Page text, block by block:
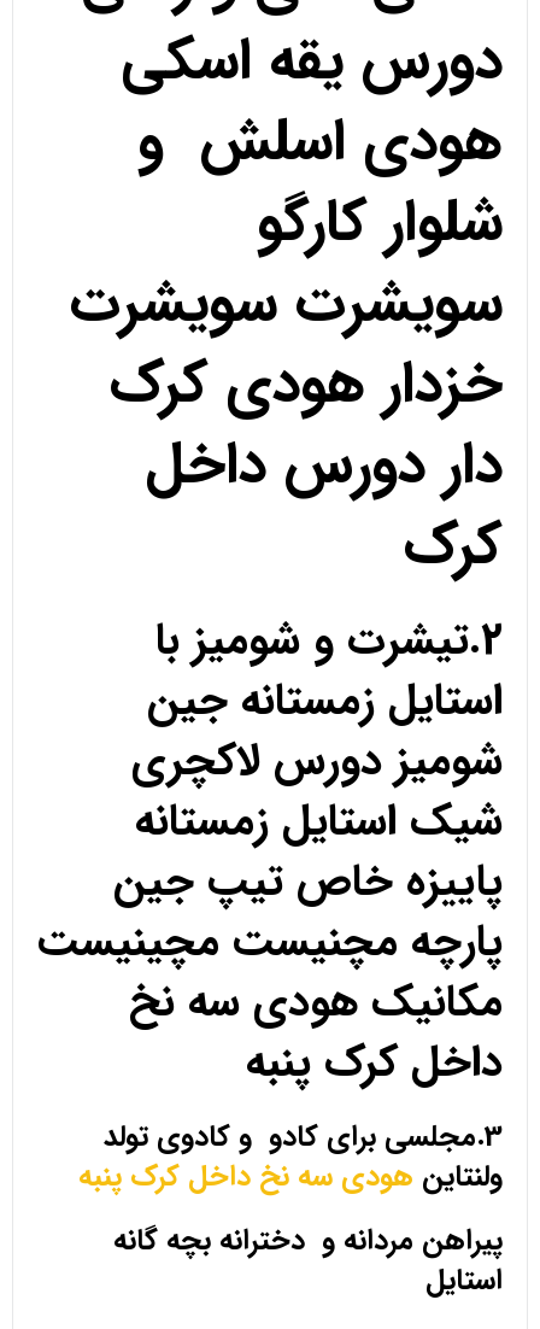
دورس یقه اسکی
هودی اسلش و
شلوار کارگو
سویشرت سویشرت
خزدار هودی کرک
دار دورس داخل
کرک
2.تیشرت و شومیز با
استایل زمستانه جین
شومیز دورس لاکچری
شیک استایل زمستانه
پاییزه خاص تیپ جین
پارچه مچنیست مچینیست
مکانیک هودی سه نخ
داخل کرک پنبه
3.مجلسی برای کادو و کادوی تولد
ولنتاین هودی سه نخ داخل کرک پنبه
پیراهن مردانه و دخترانه بچه گانه
استایل